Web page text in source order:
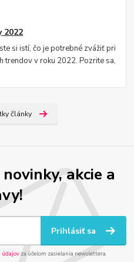
2022
si istí, čo je potrebné zvážiť pri
trendov v roku 2022. Pozrite sa,
články
akcie a
Prihlásiť sa
údajov za účelom zasielania newslettera.